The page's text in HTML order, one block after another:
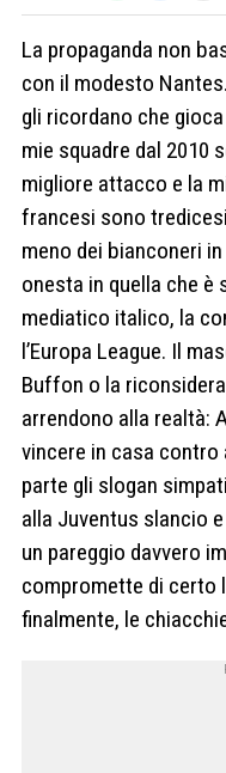
La propaganda non
con il modesto
gli ricordano che
mie squadre dal 2010
migliore attacco e la
francesi sono
meno dei bianconeri
onesta in quella che è
mediatico italico, la
l’Europa League. Il
Buffon o la
arrendono alla realtà:
vincere in casa contro
parte gli slogan
alla Juventus slancio
un pareggio davvero
compromette di certo
finalmente, le